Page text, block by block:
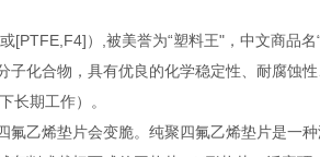
[PTFE,F4]）,被美誉为“塑料王"，中文商品名
子化合物，具有优良的化学稳定性、耐腐蚀
期工作）。
乙烯垫片会变脆。纯聚四氟乙烯垫片是一